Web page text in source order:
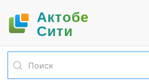
Актобе
Cити